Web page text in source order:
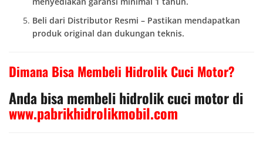
Beli dari Distributor Resmi – Pastikan mendapatkan
produk original dan dukungan teknis.
Dimana Bisa Membeli Hidrolik Cuci Motor?
Anda bisa membeli hidrolik cuci motor di
www.pabrikhidrolikmobil.com